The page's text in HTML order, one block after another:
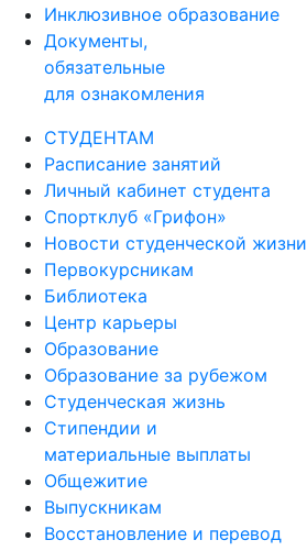
Инклюзивное образование
Документы,
обязательные
для ознакомления
СТУДЕНТАМ
Расписание занятий
Личный кабинет студента
Спортклуб «Грифон»
Новости студенческой жизни
Первокурсникам
Библиотека
Центр карьеры
Образование
Образование за рубежом
Студенческая жизнь
Стипендии и
материальные выплаты
Общежитие
Выпускникам
Восстановление и перевод